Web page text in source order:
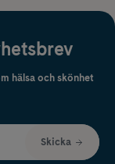
hälsa och skönhet
Skicka